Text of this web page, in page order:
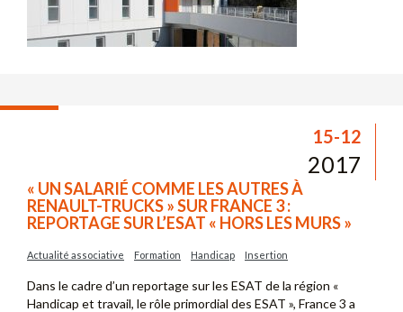
15-12
2017
« UN SALARIÉ COMME LES AUTRES À
RENAULT-TRUCKS » SUR FRANCE 3 :
REPORTAGE SUR L’ESAT « HORS LES MURS »
Actualité associative Formation Handicap Insertion
Dans le cadre d’un reportage sur les ESAT de la région «
Handicap et travail, le rôle primordial des ESAT », France 3 a